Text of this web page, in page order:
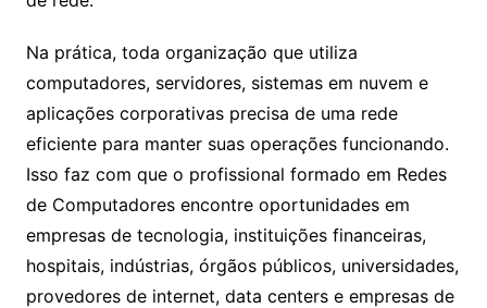
Na prática, toda organização que utiliza
computadores, servidores, sistemas em nuvem e
aplicações corporativas precisa de uma rede
eficiente para manter suas operações funcionando.
Isso faz com que o profissional formado em Redes
de Computadores encontre oportunidades em
empresas de tecnologia, instituições financeiras,
hospitais, indústrias, órgãos públicos, universidades,
provedores de internet, data centers e empresas de